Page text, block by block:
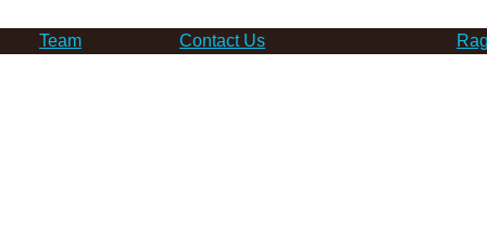
Team Contact Us